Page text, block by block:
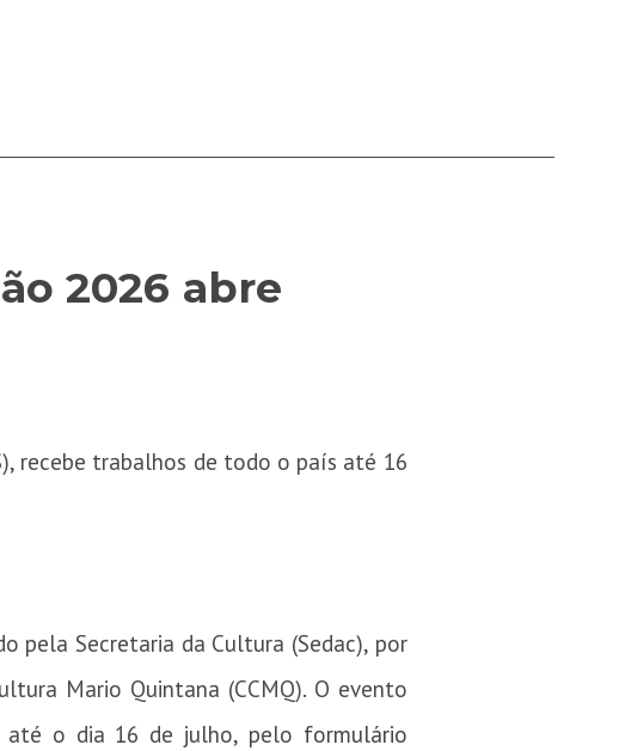
2026 abre
recebe trabalhos de todo o país até 16
pela Secretaria da Cultura (Sedac), por
Mario Quintana (CCMQ). O evento
até o dia 16 de julho, pelo formulário